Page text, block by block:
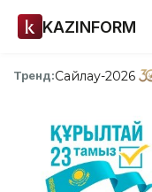
KAZINFORM
Тренд:Сайлау-2026